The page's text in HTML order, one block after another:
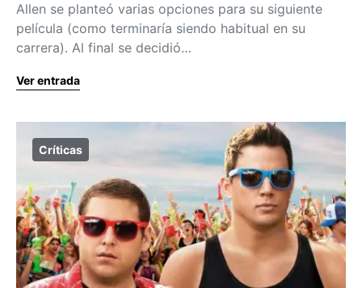
Allen se planteó varias opciones para su siguiente
película (como terminaría siendo habitual en su
carrera). Al final se decidió…
Ver entrada
Críticas